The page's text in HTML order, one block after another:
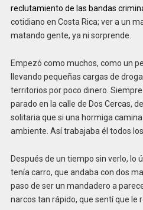
reclutamiento de las bandas
cotidiano en Costa Rica; ver a un
matando gente, ya ni sorprende.
Empezó como muchos, como un
llevando pequeñas cargas de
territorios por poco dinero.
parado en la calle de Dos Cercas,
solitaria que si una hormiga
ambiente. Así trabajaba él todos los
Después de un tiempo sin verlo, lo
tenía carro, que andaba con dos
paso de ser un mandadero a
narcos tan rápido, que sentí que le